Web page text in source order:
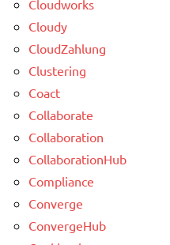
Cloudworks
Cloudy
CloudZahlung
Clustering
Coact
Collaborate
Collaboration
CollaborationHub
Compliance
Converge
ConvergeHub